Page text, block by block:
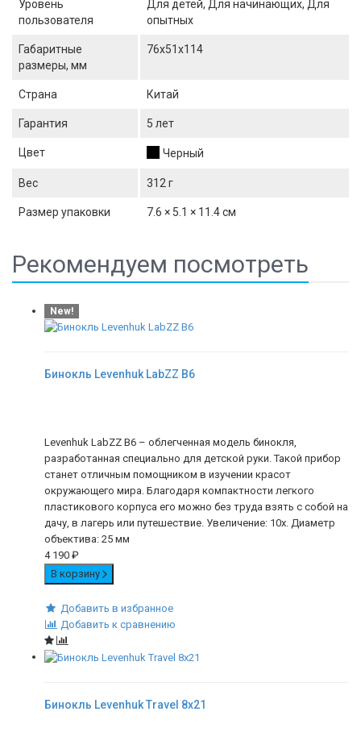
Уровень
пользователя
Для детей, Для начинающих, Для
опытных
Габаритные
размеры, мм
76х51х114
Страна Китай
Гарантия 5 лет
Цвет Черный
Вес 312 г
Размер упаковки 7.6 × 5.1 × 11.4 см
Рекомендуем посмотреть
New!
Бинокль Levenhuk LabZZ B6
Levenhuk LabZZ B6 – облегченная модель бинокля,
разработанная специально для детской руки. Такой прибор
станет отличным помощником в изучении красот
окружающего мира. Благодаря компактности легкого
пластикового корпуса его можно без труда взять с собой на
дачу, в лагерь или путешествие. Увеличение: 10х. Диаметр
объектива: 25 мм
4 190 ₽
В корзину
Добавить в избранное
Добавить к сравнению
Бинокль Levenhuk Travel 8x21